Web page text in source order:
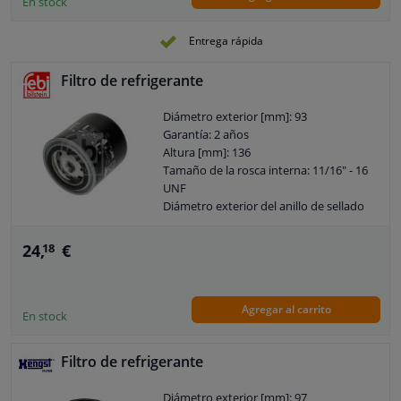
Entrega rápida
Filtro de refrigerante
Diámetro exterior [mm]: 93
Garantía: 2 años
Altura [mm]: 136
Tamaño de la rosca interna: 11/16" - 16
UNF
Diámetro exterior del anillo de sellado
24,18 €
En stock Agregar al carrito
Filtro de refrigerante
Diámetro exterior [mm]: 97